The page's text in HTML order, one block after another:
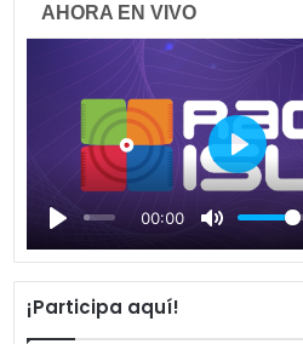
AHORA EN VIVO
00:00
P
l
a
y
¡Participa aquí!